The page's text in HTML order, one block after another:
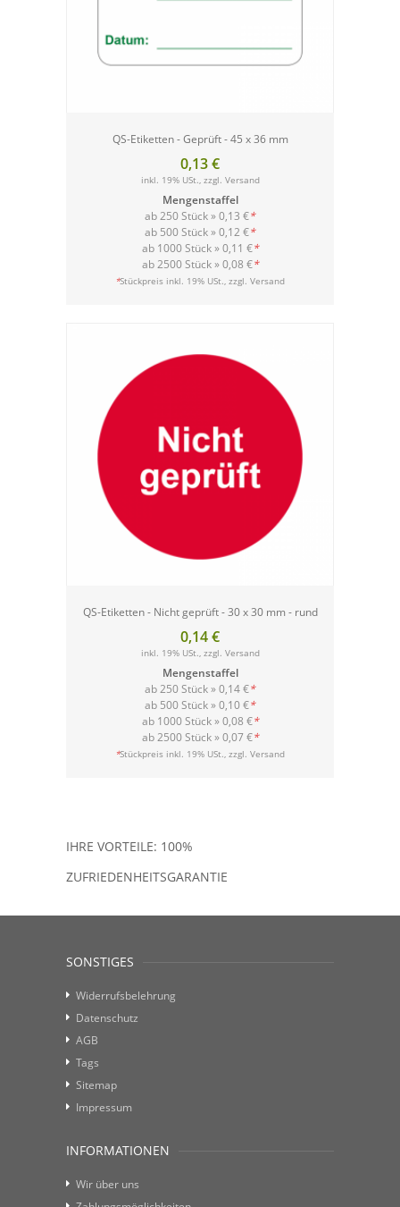
QS-Etiketten - Geprüft - 45 x 36 mm
0,13 €
inkl. 19% USt., zzgl. Versand
Mengenstaffel
ab 250 Stück »0,13 €*
ab 500 Stück »0,12 €*
ab 1000 Stück »0,11 €*
ab 2500 Stück »0,08 €*
*Stückpreis inkl. 19% USt., zzgl. Versand
QS-Etiketten - Nicht geprüft - 30 x 30 mm - rund
0,14 €
inkl. 19% USt., zzgl. Versand
Mengenstaffel
ab 250 Stück »0,14 €*
ab 500 Stück »0,10 €*
ab 1000 Stück »0,08 €*
ab 2500 Stück »0,07 €*
*Stückpreis inkl. 19% USt., zzgl. Versand
IHRE VORTEILE: 100%
ZUFRIEDENHEITSGARANTIE
SONSTIGES
Widerrufsbelehrung
Datenschutz
AGB
Tags
Sitemap
Impressum
INFORMATIONEN
Wir über uns